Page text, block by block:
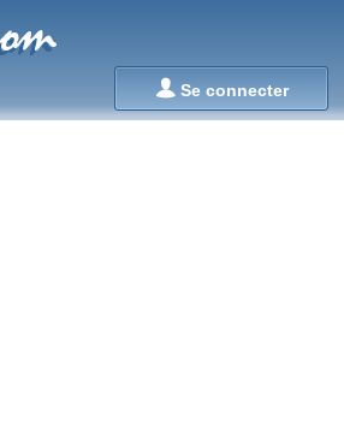
Se connecter